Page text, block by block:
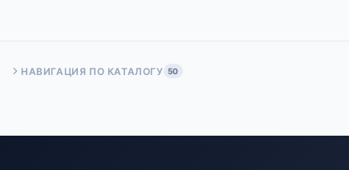
НАВИГАЦИЯ ПО КАТАЛОГУ 50